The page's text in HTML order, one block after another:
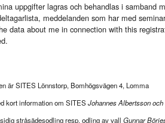
uppgifter lagras och behandlas i samband
meddelanden som har med
data about me in connection with this
är SITES Lönnstorp, Bomhögsvägen 4, Lomma
kort information om SITES Johannes Albertsson
stråsädesodling resp. odling av vall Gunnar